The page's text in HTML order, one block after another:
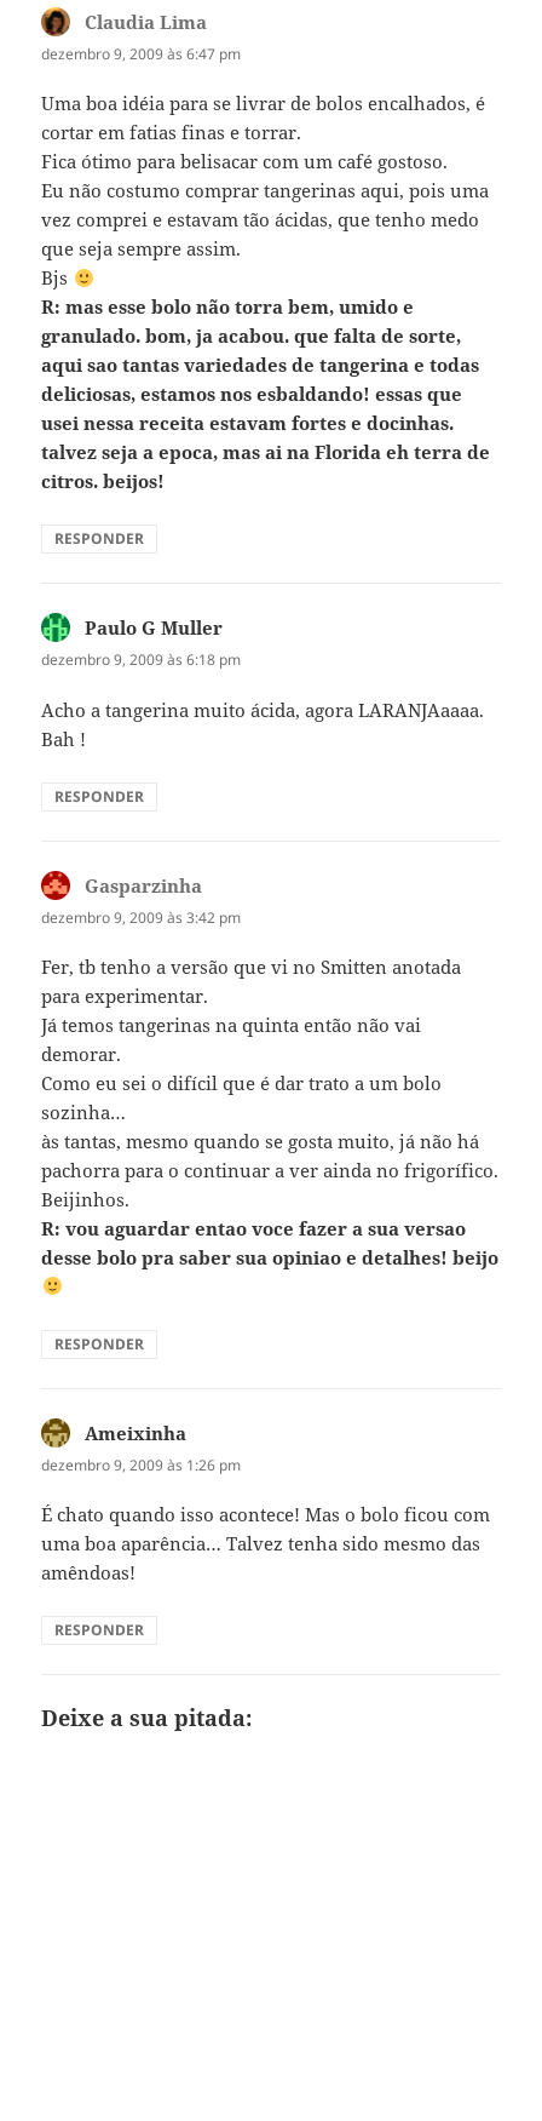
Claudia Lima
dezembro 9, 2009 às 6:47 pm
Uma boa idéia para se livrar de bolos encalhados, é
cortar em fatias finas e torrar.
Fica ótimo para belisacar com um café gostoso.
Eu não costumo comprar tangerinas aqui, pois uma
vez comprei e estavam tão ácidas, que tenho medo
que seja sempre assim.
Bjs
R: mas esse bolo não torra bem, umido e
granulado. bom, ja acabou. que falta de sorte,
aqui sao tantas variedades de tangerina e todas
deliciosas, estamos nos esbaldando! essas que
usei nessa receita estavam fortes e docinhas.
talvez seja a epoca, mas ai na Florida eh terra de
citros. beijos!
RESPONDER
Paulo G Muller
dezembro 9, 2009 às 6:18 pm
Acho a tangerina muito ácida, agora LARANJAaaaa.
Bah !
RESPONDER
Gasparzinha
dezembro 9, 2009 às 3:42 pm
Fer, tb tenho a versão que vi no Smitten anotada
para experimentar.
Já temos tangerinas na quinta então não vai
demorar.
Como eu sei o difícil que é dar trato a um bolo
sozinha…
às tantas, mesmo quando se gosta muito, já não há
pachorra para o continuar a ver ainda no frigorífico.
Beijinhos.
R: vou aguardar entao voce fazer a sua versao
desse bolo pra saber sua opiniao e detalhes! beijo
RESPONDER
Ameixinha
dezembro 9, 2009 às 1:26 pm
É chato quando isso acontece! Mas o bolo ficou com
uma boa aparência… Talvez tenha sido mesmo das
amêndoas!
RESPONDER
Deixe a sua pitada: